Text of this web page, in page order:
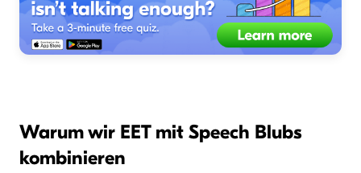
Warum wir EET mit Speech Blubs
kombinieren